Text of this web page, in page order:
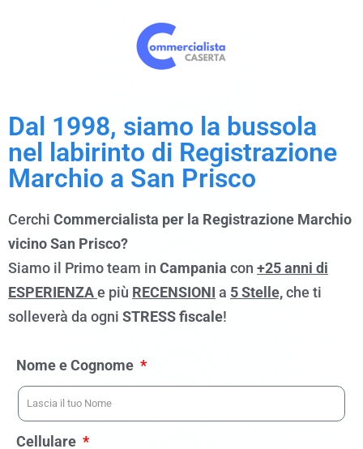
Dal 1998, siamo la bussola
nel labirinto di Registrazione
Marchio a San Prisco
Cerchi Commercialista per la Registrazione Marchio
vicino San Prisco?
Siamo il Primo team in Campania con +25 anni di
ESPERIENZAe più RECENSIONI a 5 Stelle,che ti
solleverà da ogni STRESS fiscale!
Nome e Cognome
Cellulare